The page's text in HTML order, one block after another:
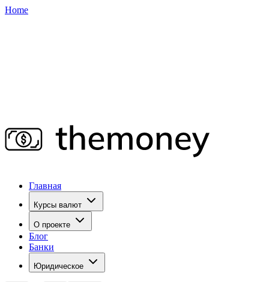
Home
Главная
Курсы валют
О проекте
Блог
Банки
Юридическое